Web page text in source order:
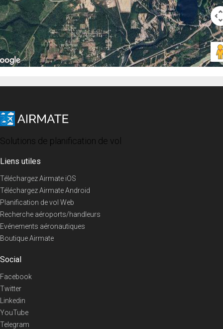
Solutions de planification de vol
Liens utiles
Téléchargez Airmate iOS
Téléchargez Airmate Android
Planification de vol Web
Recherche aéroports/handleurs
Evénements aéronautiques
Boutique Airmate
Social
Facebook
Twitter
Linkedin
YouTube
Telegram